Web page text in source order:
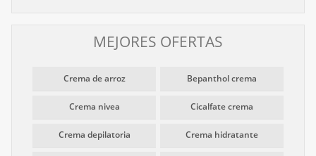
MEJORES OFERTAS
Crema de arroz Bepanthol crema
Crema nivea Cicalfate crema
Crema depilatoria Crema hidratante